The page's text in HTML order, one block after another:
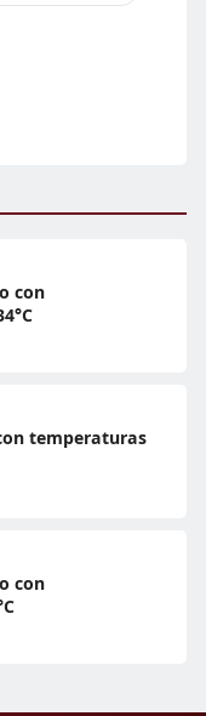
con
temperaturas
con